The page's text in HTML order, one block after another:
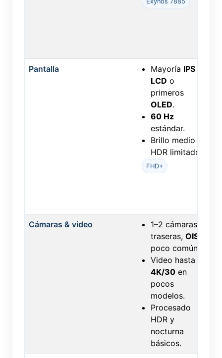
Pantalla Mayoría IPS
LCD o
primeros
OLED.
60 Hz
estándar.
Brillo medio y
HDR limitado.
FHD+
Cámaras & video
1–2 cámaras
traseras, OIS
poco común.
Video hasta
4K/30 en
pocos
modelos.
Procesado
HDR y
nocturna
básicos.